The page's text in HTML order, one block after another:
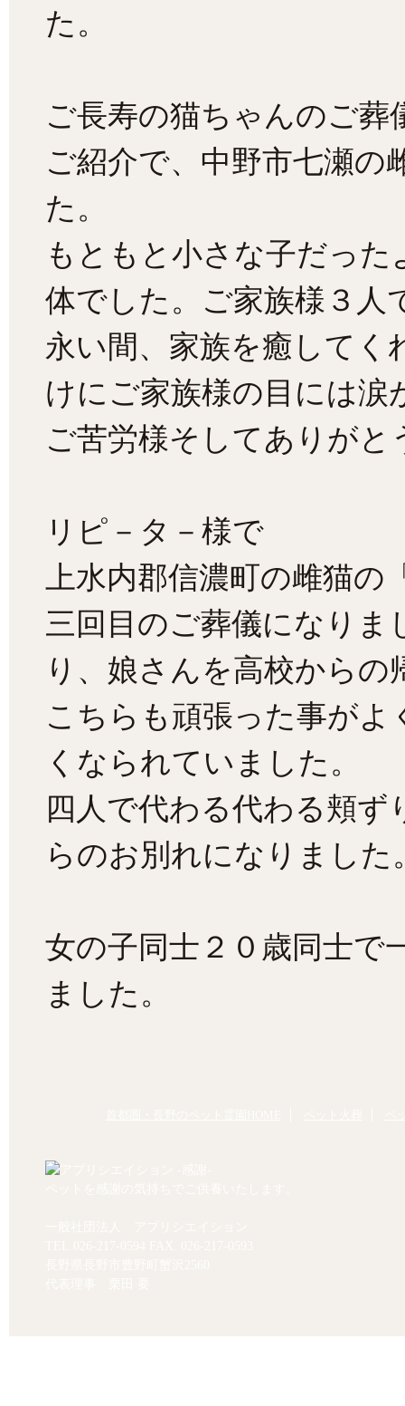
た。
ご長寿の猫ちゃんのご葬
ご紹介で、中野市七瀬の
た。
もともと小さな子だっ
体でした。ご家族様３人
永い間、家族を癒してく
けにご家族様の目には涙
ご苦労様そしてありが
リピ－タ－様で
上水内郡信濃町の雌猫
三回目のご葬儀になりま
り、娘さんを高校から
こちらも頑張った事が
くなられていました。
四人で代わる代わる頬
らのお別れになりました
女の子同士２０歳同士で
ました。